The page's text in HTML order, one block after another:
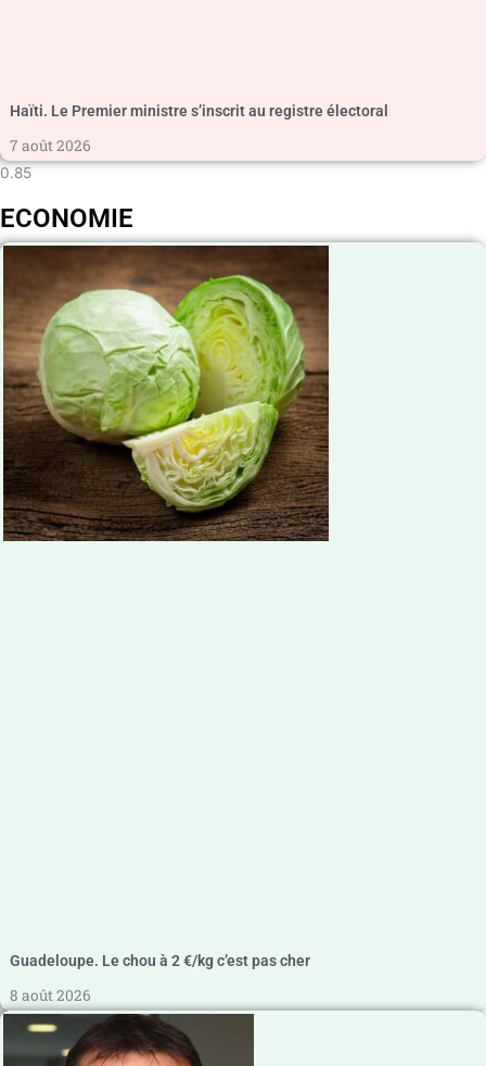
Haïti. Le Premier ministre s’inscrit au registre électoral
7 août 2026
ECONOMIE
Guadeloupe. Le chou à 2 €/kg c’est pas cher
8 août 2026